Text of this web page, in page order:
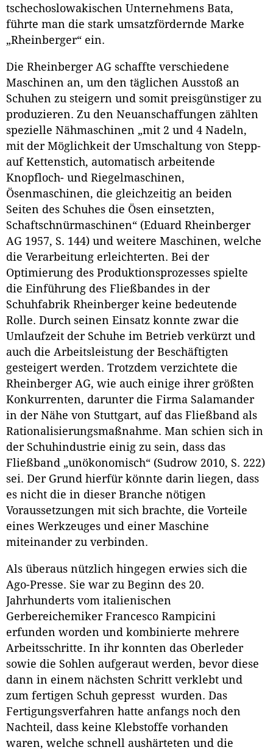
tschechoslowakischen Unternehmens Bata,
führte man die stark umsatzfördernde Marke
„Rheinberger“ ein.
Die Rheinberger AG schaffte verschiedene
Maschinen an, um den täglichen Ausstoß an
Schuhen zu steigern und somit preisgünstiger zu
produzieren. Zu den Neuanschaffungen zählten
spezielle Nähmaschinen „mit 2 und 4 Nadeln,
mit der Möglichkeit der Umschaltung von Stepp-
auf Kettenstich, automatisch arbeitende
Knopfloch- und Riegelmaschinen,
Ösenmaschinen, die gleichzeitig an beiden
Seiten des Schuhes die Ösen einsetzten,
Schaftschnürmaschinen“ (Eduard Rheinberger
AG 1957, S. 144) und weitere Maschinen, welche
die Verarbeitung erleichterten. Bei der
Optimierung des Produktionsprozesses spielte
die Einführung des Fließbandes in der
Schuhfabrik Rheinberger keine bedeutende
Rolle. Durch seinen Einsatz konnte zwar die
Umlaufzeit der Schuhe im Betrieb verkürzt und
auch die Arbeitsleistung der Beschäftigten
gesteigert werden. Trotzdem verzichtete die
Rheinberger AG, wie auch einige ihrer größten
Konkurrenten, darunter die Firma Salamander
in der Nähe von Stuttgart, auf das Fließband als
Rationalisierungsmaßnahme. Man schien sich in
der Schuhindustrie einig zu sein, dass das
Fließband „unökonomisch“ (Sudrow 2010, S. 222)
sei. Der Grund hierfür könnte darin liegen, dass
es nicht die in dieser Branche nötigen
Voraussetzungen mit sich brachte, die Vorteile
eines Werkzeuges und einer Maschine
miteinander zu verbinden.
Als überaus nützlich hingegen erwies sich die
Ago-Presse. Sie war zu Beginn des 20.
Jahrhunderts vom italienischen
Gerbereichemiker Francesco Rampicini
erfunden worden und kombinierte mehrere
Arbeitsschritte. In ihr konnten das Oberleder
sowie die Sohlen aufgeraut werden, bevor diese
dann in einem nächsten Schritt verklebt und
zum fertigen Schuh gepresst wurden. Das
Fertigungsverfahren hatte anfangs noch den
Nachteil, dass keine Klebstoffe vorhanden
waren, welche schnell aushärteten und die